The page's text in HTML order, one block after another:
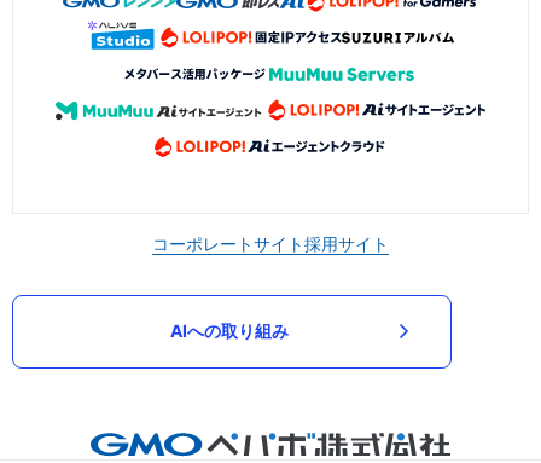
コーポレートサイト採用サイト
AIへの取り組み